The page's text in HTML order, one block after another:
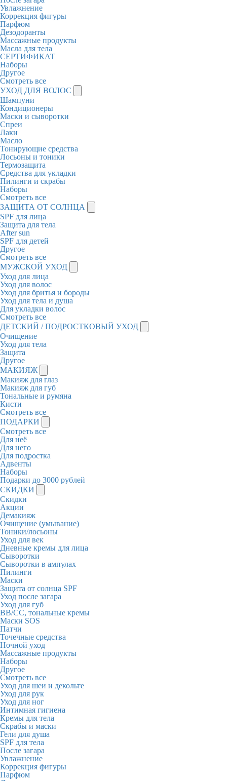
Увлажнение
Коррекция фигуры
Парфюм
Дезодоранты
Массажные продукты
Масла для тела
СЕРТИФИКАТ
Наборы
Другое
Смотреть все
УХОД ДЛЯ ВОЛОС
Шампуни
Кондиционеры
Маски и сыворотки
Спреи
Лаки
Масло
Тонирующие средства
Лосьоны и тоники
Термозащита
Средства для укладки
Пилинги и скрабы
Наборы
Смотреть все
ЗАЩИТА ОТ СОЛНЦА
SPF для лица
Защита для тела
After sun
SPF для детей
Другое
Смотреть все
МУЖСКОЙ УХОД
Уход для лица
Уход для волос
Уход для бритья и бороды
Уход для тела и душа
Для укладки волос
Смотреть все
ДЕТСКИЙ / ПОДРОСТКОВЫЙ УХОД
Очищение
Уход для тела
Защита
Другое
МАКИЯЖ
Макияж для глаз
Макияж для губ
Тональные и румяна
Кисти
Смотреть все
ПОДАРКИ
Смотреть все
Для неё
Для него
Для подростка
Адвенты
Наборы
Подарки до 3000 рублей
СКИДКИ
Скидки
Акции
Демакияж
Очищение (умывание)
Тоники/лосьоны
Уход для век
Дневные кремы для лица
Сыворотки
Сыворотки в ампулах
Пилинги
Маски
Защита от солнца SPF
Уход после загара
Уход для губ
BB/CC, тональные кремы
Маски SOS
Патчи
Точечные средства
Ночной уход
Массажные продукты
Наборы
Другое
Смотреть все
Уход для шеи и декольте
Уход для рук
Уход для ног
Интимная гигиена
Кремы для тела
Скрабы и маски
Гели для душа
SPF для тела
После загара
Увлажнение
Коррекция фигуры
Парфюм